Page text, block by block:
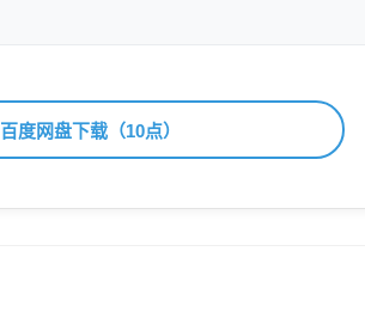
百度网盘下载（10点）